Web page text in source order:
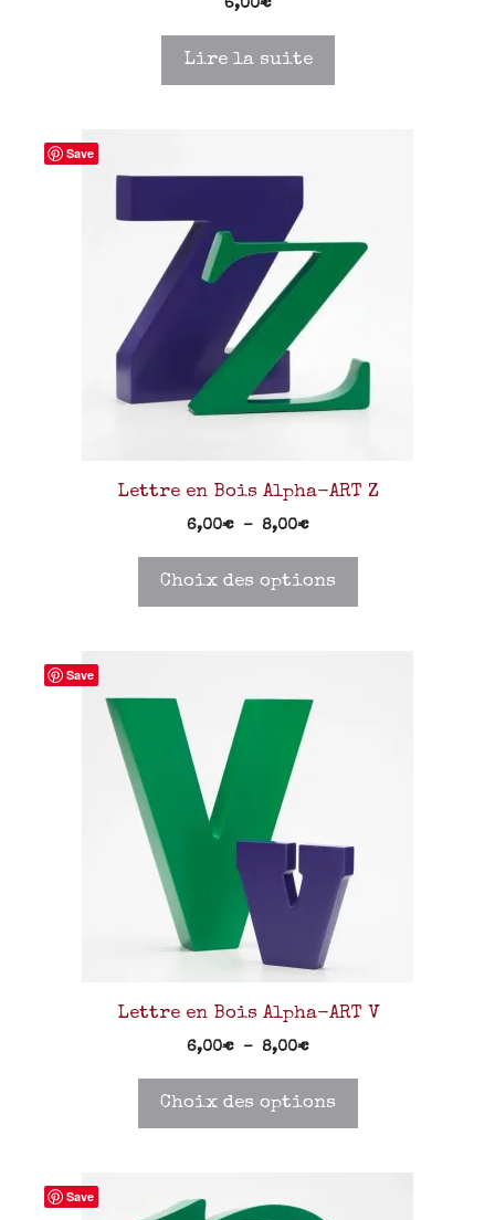
6,00€
Lire la suite
Save
Lettre en Bois Alpha-ART Z
6,00€ – 8,00€
Choix des options
Save
Lettre en Bois Alpha-ART V
6,00€ – 8,00€
Choix des options
Save